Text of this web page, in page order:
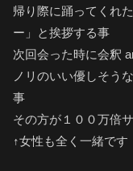
帰り際に踊ってくれ
ー」と挨拶する事
次回会った時に会釈
ノリのいい優しそう
事
その方が１００万倍
↑女性も全く一緒です